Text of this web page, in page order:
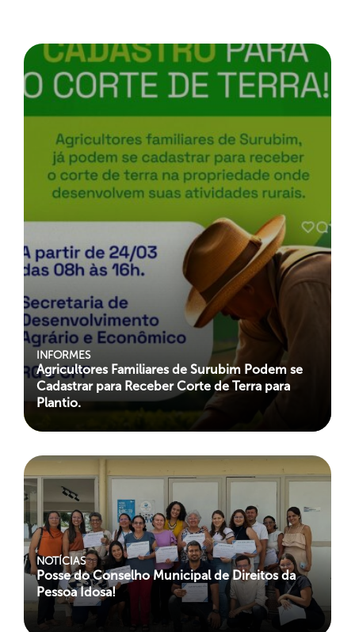
INFORMES
Agricultores Familiares de Surubim Podem se
Cadastrar para Receber Corte de Terra para
Plantio.
NOTÍCIAS
Posse do Conselho Municipal de Direitos da
Pessoa Idosa!